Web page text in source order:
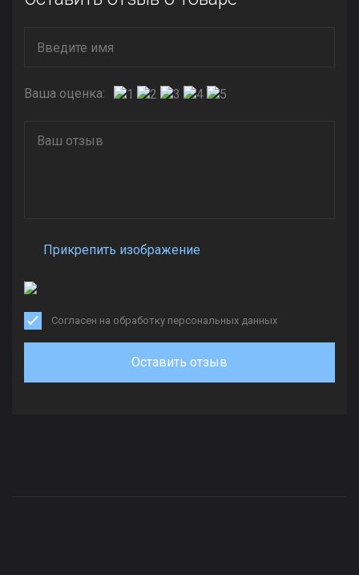
Ваша оценка:
Прикрепить изображение
Согласен на обработку персональных данных
Оставить отзыв